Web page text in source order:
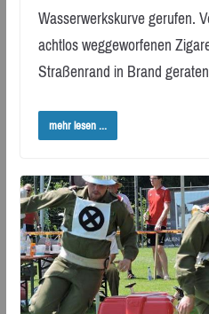
Wasserwerkskurve gerufen.
achtlos weggeworfenen
Straßenrand in Brand
mehr lesen ...